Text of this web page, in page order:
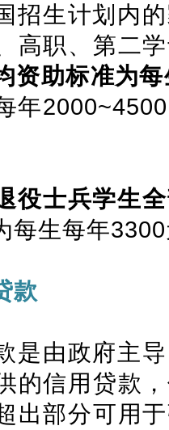
招生计划内的
高职、第二
资助标准为
年
役士兵学生
每生每年
款
是由政府主
的信用贷款
出部分可用